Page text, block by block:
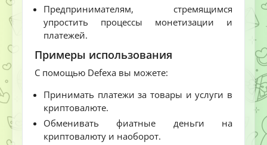
Предпринимателям, стремящимся
упростить процессы монетизации и
платежей.
Примеры использования
С помощью Defexa вы можете:
Принимать платежи за товары и услуги в
криптовалюте.
Обменивать фиатные деньги на
криптовалюту и наоборот.